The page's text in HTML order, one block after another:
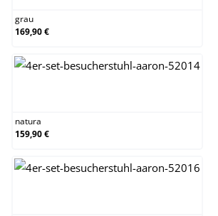
grau
169,90 €
natura
159,90 €